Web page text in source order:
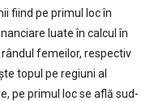
fiind pe primul loc în
luate în calcul în
femeilor, respectiv
topul pe regiuni al
pe primul loc se află sud-